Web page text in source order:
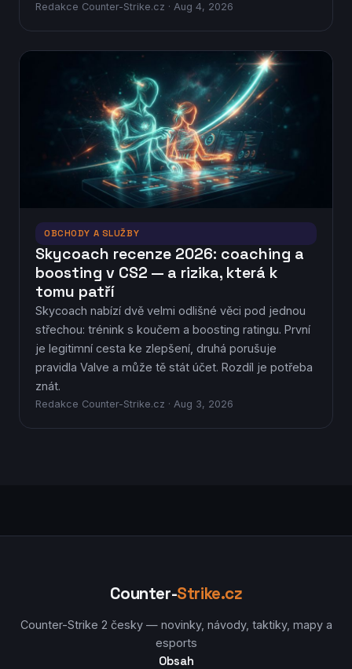
Redakce Counter-Strike.cz · Aug 4, 2026
OBCHODY A SLUŽBY
Skycoach recenze 2026: coaching a
boosting v CS2 — a rizika, která k
tomu patří
Skycoach nabízí dvě velmi odlišné věci pod jednou
střechou: trénink s koučem a boosting ratingu. První
je legitimní cesta ke zlepšení, druhá porušuje
pravidla Valve a může tě stát účet. Rozdíl je potřeba
znát.
Redakce Counter-Strike.cz · Aug 3, 2026
Counter-Strike.cz
Counter-Strike 2 česky — novinky, návody, taktiky, mapy a
esports
Obsah